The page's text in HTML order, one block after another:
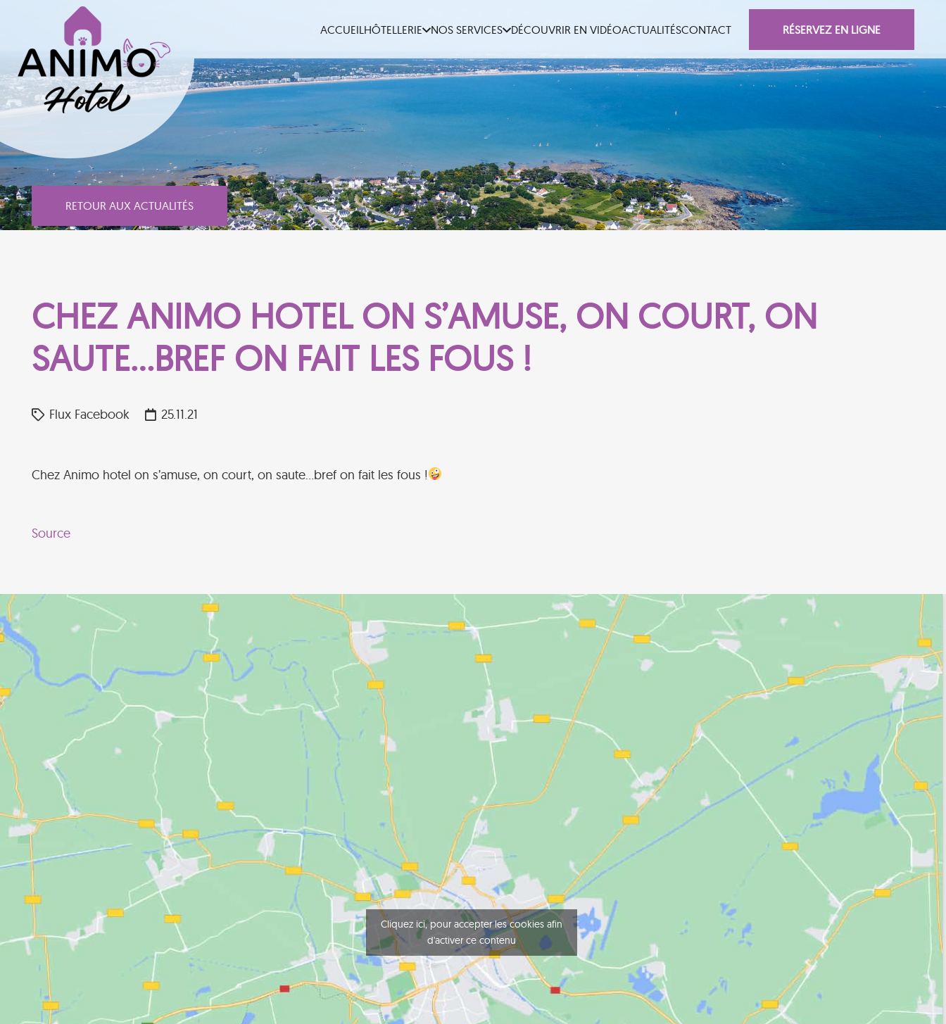
ACCUEILHÔTELLERIE NOS SERVICES DÉCOUVRIR EN VIDÉOACTUALITÉSCONTACT RÉSERVEZ EN LIGNE
RETOUR AUX ACTUALITÉS
CHEZ ANIMO HOTEL ON S’AMUSE, ON COURT, ON
SAUTE…BREF ON FAIT LES FOUS !
Flux Facebook 25.11.21
Chez Animo hotel on s’amuse, on court, on saute…bref on fait les fous !
Source
Cliquez ici, pour accepter les cookies afin
d'activer ce contenu